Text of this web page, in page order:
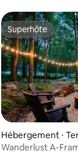
sur 5
Superhôte
Superhôte
Hébergement ⋅
Wanderlust A-